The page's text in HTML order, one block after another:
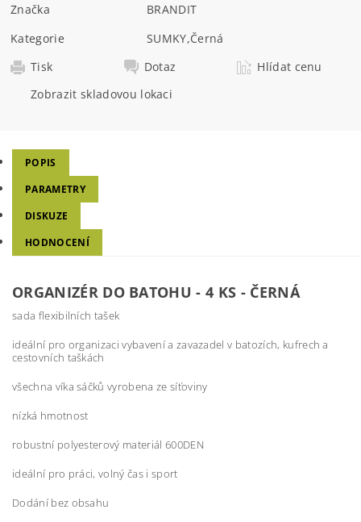
Značka
BRANDIT
Kategorie
SUMKY,Černá
Tisk
Dotaz
Hlídat cenu
Zobrazit skladovou lokaci
POPIS
PARAMETRY
DISKUZE
HODNOCENÍ
ORGANIZÉR DO BATOHU - 4 KS - ČERNÁ
sada flexibilních tašek
ideální pro organizaci vybavení a zavazadel v batozích, kufrech a
cestovních taškách
všechna víka sáčků vyrobena ze síťoviny
nízká hmotnost
robustní polyesterový materiál 600DEN
ideální pro práci, volný čas i sport
Dodání bez obsahu